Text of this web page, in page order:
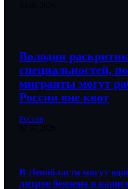
Володин
специальностей,
мигранты могут
России вне квот
Россия
В Ленобласти могут
литров бензина в